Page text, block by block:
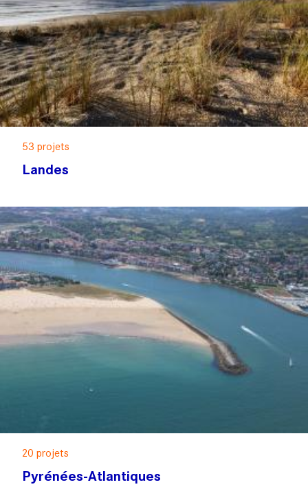
53 projets
Landes
20 projets
Pyrénées-Atlantiques